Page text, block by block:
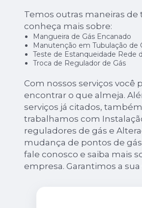
Temos outras maneiras de
conheça mais sobre:
Mangueira de Gás Encanado
Manutenção em Tubulação de
Teste de Estanqueidade Rede
Troca de Regulador de Gás
Com nossos serviços você
encontrar o que almeja.
serviços já citados, também
trabalhamos com
reguladores de gás e
mudança de pontos de
fale conosco e saiba mais
empresa. Garantimos a sua